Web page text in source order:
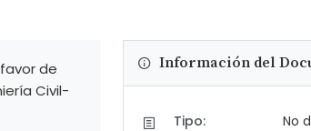
de
Civil-
Información del
Tipo:
No